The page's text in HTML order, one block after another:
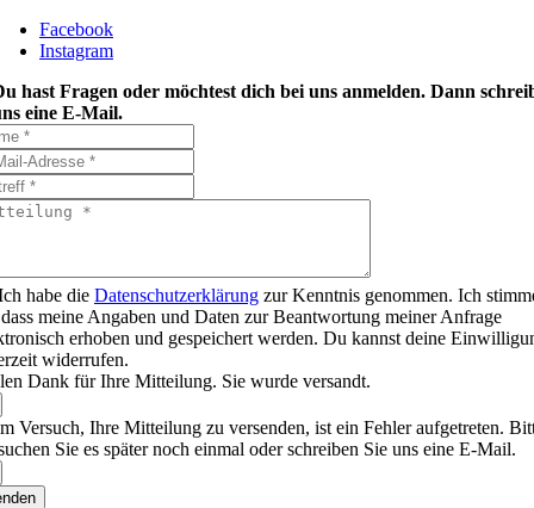
Facebook
Instagram
hast Fragen oder möchtest dich bei uns anmelden. Dann
eine E-Mail.
habe die Datenschutzerklärung zur Kenntnis genommen. Ich
meine Angaben und Daten zur Beantwortung meiner Anfrage
erhoben und gespeichert werden. Du kannst deine
widerrufen.
Dank für Ihre Mitteilung. Sie wurde versandt.
Versuch, Ihre Mitteilung zu versenden, ist ein Fehler aufgetreten.
Sie es später noch einmal oder schreiben Sie uns eine E-Mail.